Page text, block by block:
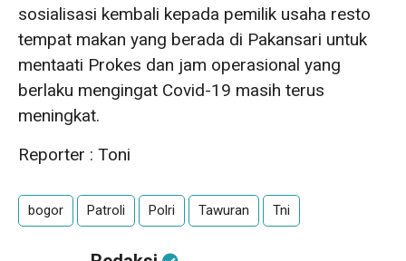
sosialisasi kembali kepada pemilik usaha resto
tempat makan yang berada di Pakansari untuk
mentaati Prokes dan jam operasional yang
berlaku mengingat Covid-19 masih terus
meningkat.
Reporter : Toni
bogor Patroli Polri Tawuran Tni